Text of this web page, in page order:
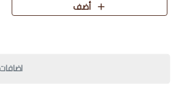
أضف
اضافات